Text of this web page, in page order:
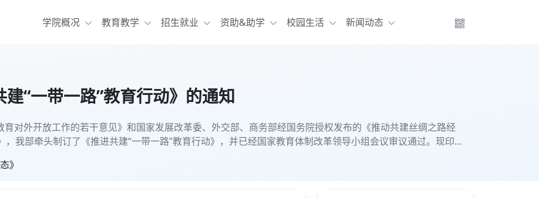
学院概况 教育教学 招生就业 资助&助学 校园生活 新闻动态
“一带一路”教育行动》的通知
对外开放工作的若干意见》和国家发展改革委、外交部、商务部经国务院授权发布的《推动共建丝绸之路经
我部牵头制订了《推进共建“一带一路”教育行动》，并已经国家教育体制改革领导小组会议审议通过。现印
》